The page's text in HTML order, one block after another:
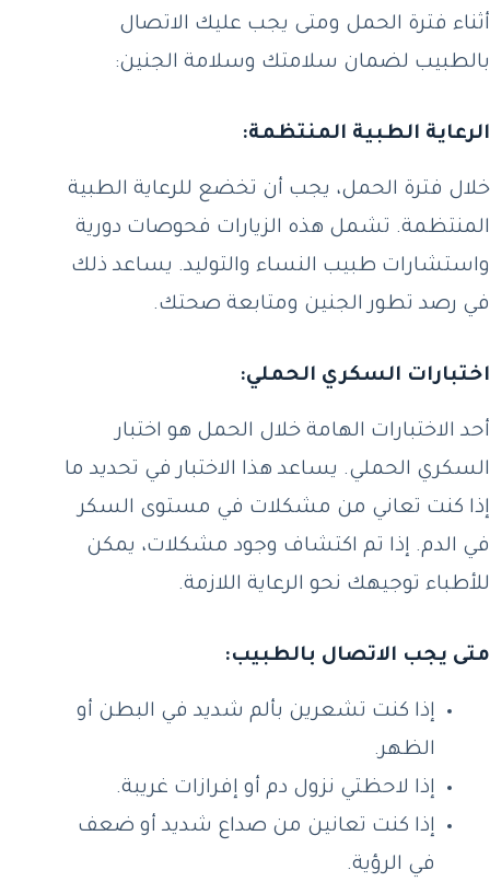
أثناء فترة الحمل ومتى يجب عليك الاتصال
بالطبيب لضمان سلامتك وسلامة الجنين:
الرعاية الطبية المنتظمة:
خلال فترة الحمل، يجب أن تخضع للرعاية الطبية
المنتظمة. تشمل هذه الزيارات فحوصات دورية
واستشارات طبيب النساء والتوليد. يساعد ذلك
في رصد تطور الجنين ومتابعة صحتك.
اختبارات السكري الحملي:
أحد الاختبارات الهامة خلال الحمل هو اختبار
السكري الحملي. يساعد هذا الاختبار في تحديد ما
إذا كنت تعاني من مشكلات في مستوى السكر
في الدم. إذا تم اكتشاف وجود مشكلات، يمكن
للأطباء توجيهك نحو الرعاية اللازمة.
متى يجب الاتصال بالطبيب:
إذا كنت تشعرين بألم شديد في البطن أو
الظهر.
إذا لاحظتي نزول دم أو إفرازات غريبة.
إذا كنت تعانين من صداع شديد أو ضعف
في الرؤية.